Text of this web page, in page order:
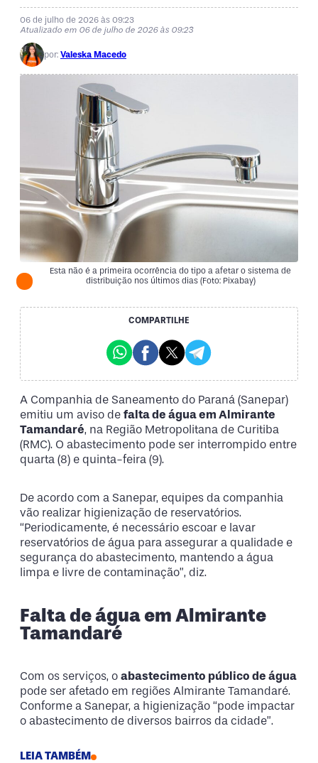
06 de julho de 2026 às 09:23
Atualizado em 06 de julho de 2026 às 09:23
por: Valeska Macedo
Esta não é a primeira ocorrência do tipo a afetar o sistema de
distribuição nos últimos dias (Foto: Pixabay)
COMPARTILHE
A Companhia de Saneamento do Paraná (Sanepar)
emitiu um aviso de falta de água em Almirante
Tamandaré, na Região Metropolitana de Curitiba
(RMC). O abastecimento pode ser interrompido entre
quarta (8) e quinta-feira (9).
De acordo com a Sanepar, equipes da companhia
vão realizar higienização de reservatórios.
“Periodicamente, é necessário escoar e lavar
reservatórios de água para assegurar a qualidade e
segurança do abastecimento, mantendo a água
limpa e livre de contaminação”, diz.
Falta de água em Almirante
Tamandaré
Com os serviços, o abastecimento público de água
pode ser afetado em regiões Almirante Tamandaré.
Conforme a Sanepar, a higienização “pode impactar
o abastecimento de diversos bairros da cidade”.
LEIA TAMBÉM